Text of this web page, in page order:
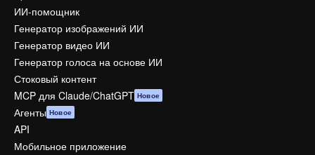
ИИ-помощник
Генератор изображений ИИ
Генератор видео ИИ
Генератор голоса на основе ИИ
Стоковый контент
MCP для Claude/ChatGPT Новое
Агенты Новое
API
Мобильное приложение